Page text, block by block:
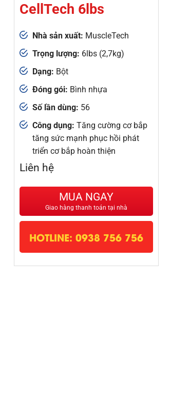
CellTech 6lbs
Nhà sản xuất: MuscleTech
Trọng lượng: 6lbs (2,7kg)
Dạng: Bột
Đóng gói: Bình nhựa
Số lần dùng: 56
Công dụng:Tăng cường cơ bắp
tăng sức mạnh phục hồi phát
triển cơ bắp hoàn thiện
Liên hệ
MUA NGAY
Giao hàng thanh toán tại nhà
HOTLINE: 0938 756 756